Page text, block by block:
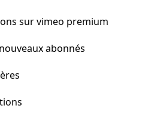
sur vimeo premium
abonnés